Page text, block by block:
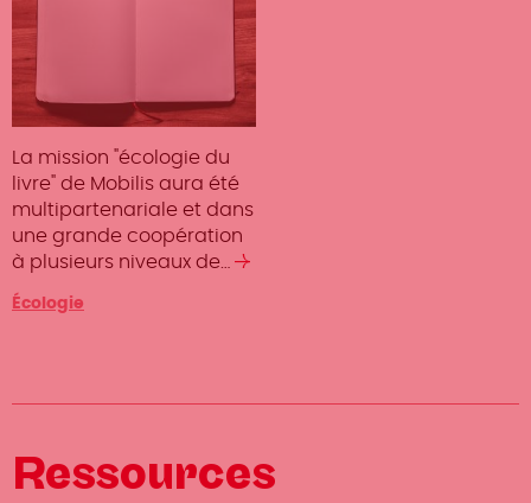
La mission "écologie du
livre" de Mobilis aura été
multipartenariale et dans
une grande coopération
à plusieurs niveaux de…
Catégorie
Écologie
Ressources